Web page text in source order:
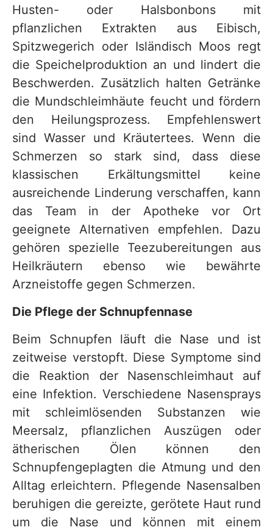
Husten- oder Halsbonbons mit
pflanzlichen Extrakten aus Eibisch,
Spitzwegerich oder Isländisch Moos regt
die Speichelproduktion an und lindert die
Beschwerden. Zusätzlich halten Getränke
die Mundschleimhäute feucht und fördern
den Heilungsprozess. Empfehlenswert
sind Wasser und Kräutertees. Wenn die
Schmerzen so stark sind, dass diese
klassischen Erkältungsmittel keine
ausreichende Linderung verschaffen, kann
das Team in der Apotheke vor Ort
geeignete Alternativen empfehlen. Dazu
gehören spezielle Teezubereitungen aus
Heilkräutern ebenso wie bewährte
Arzneistoffe gegen Schmerzen.
Die Pflege der Schnupfennase
Beim Schnupfen läuft die Nase und ist
zeitweise verstopft. Diese Symptome sind
die Reaktion der Nasenschleimhaut auf
eine Infektion. Verschiedene Nasensprays
mit schleimlösenden Substanzen wie
Meersalz, pflanzlichen Auszügen oder
ätherischen Ölen können den
Schnupfengeplagten die Atmung und den
Alltag erleichtern. Pflegende Nasensalben
beruhigen die gereizte, gerötete Haut rund
um die Nase und können mit einem